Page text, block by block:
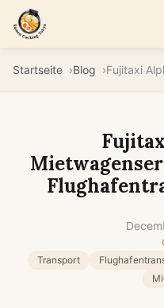
Startseite Blog
Transport